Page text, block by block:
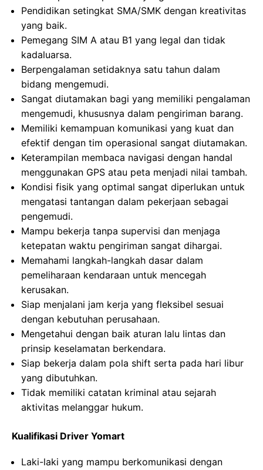
Pendidikan setingkat SMA/SMK dengan kreativitas
yang baik.
Pemegang SIM A atau B1 yang legal dan tidak
kadaluarsa.
Berpengalaman setidaknya satu tahun dalam
bidang mengemudi.
Sangat diutamakan bagi yang memiliki pengalaman
mengemudi, khususnya dalam pengiriman barang.
Memiliki kemampuan komunikasi yang kuat dan
efektif dengan tim operasional sangat diutamakan.
Keterampilan membaca navigasi dengan handal
menggunakan GPS atau peta menjadi nilai tambah.
Kondisi fisik yang optimal sangat diperlukan untuk
mengatasi tantangan dalam pekerjaan sebagai
pengemudi.
Mampu bekerja tanpa supervisi dan menjaga
ketepatan waktu pengiriman sangat dihargai.
Memahami langkah-langkah dasar dalam
pemeliharaan kendaraan untuk mencegah
kerusakan.
Siap menjalani jam kerja yang fleksibel sesuai
dengan kebutuhan perusahaan.
Mengetahui dengan baik aturan lalu lintas dan
prinsip keselamatan berkendara.
Siap bekerja dalam pola shift serta pada hari libur
yang dibutuhkan.
Tidak memiliki catatan kriminal atau sejarah
aktivitas melanggar hukum.
Kualifikasi Driver Yomart
Laki-laki yang mampu berkomunikasi dengan